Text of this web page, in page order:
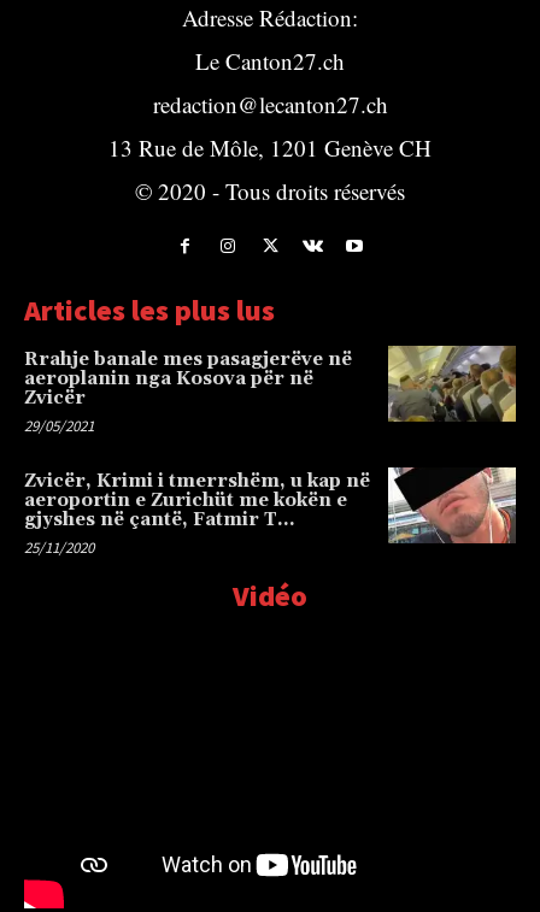
Adresse Rédaction:
Le Canton27.ch
redaction@lecanton27.ch
13 Rue de Môle, 1201 Genève CH
© 2020 - Tous droits réservés
Articles les plus lus
Rrahje banale mes pasagjerëve në
aeroplanin nga Kosova për në
Zvicër
29/05/2021
Zvicër, Krimi i tmerrshëm, u kap në
aeroportin e Zurichüt me kokën e
gjyshes në çantë, Fatmir T…
25/11/2020
Vidéo